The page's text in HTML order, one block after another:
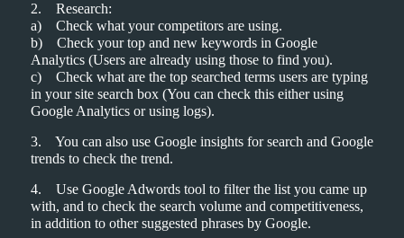
2. Research:
a) Check what your competitors are using.
b) Check your top and new keywords in Google
Analytics (Users are already using those to find you).
c) Check what are the top searched terms users are typing
in your site search box (You can check this either using
Google Analytics or using logs).
3. You can also use Google insights for search and Google
trends to check the trend.
4. Use Google Adwords tool to filter the list you came up
with, and to check the search volume and competitiveness,
in addition to other suggested phrases by Google.